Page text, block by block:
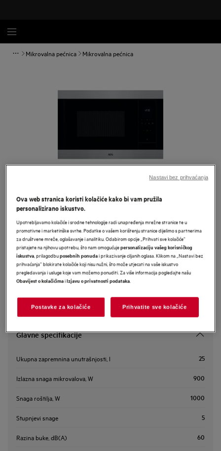
Mikrovalna pećnica Mikrovalna pećnica
NMS5G25IEM
AEG 5000 ugradbena mikrovalna
pećnica s grill funkcijom
Glavne specifikacije
Ukupna zapremnina unutrašnjosti, l 25
Izlazna snaga mikrovalova, W 900
Snaga roštilja, W 1000
Stupnjevi snage 5
Razina buke, dB(A) 60
Ova web stranica koristi kolačiće kako bi vam pružila
personalizirano iskustvo.
Upotrebljavamo kolačiće i srodne tehnologije radi unapređenja mrežne stranice te u
promotivne i marketinške svrhe. Podatke o vašem korištenju stranice dijelimo s partnerima
za društvene mreže, oglašavanje i analitiku. Odabirom opcije „Prihvati sve kolačiće”
pristajete na njihovu upotrebu, što nam omogućujepersonalizaciju vašeg korisničkog
iskustva, prilagodbuposebnih ponudai prikazivanje ciljanih oglasa. Klikom na „Nastavi bez
prihvaćanja” blokirate kolačiće koji nisu nužni, što može utjecati na vaše iskustvo
pregledavanja i usluge koje vam možemo ponuditi. Za više informacija pogledajte našu
Obavijest o kolačićimaiIzjavu o privatnosti podataka.
Postavke za kolačiće Prihvatite sve kolačiće
Nastavi bez prihvaćanja